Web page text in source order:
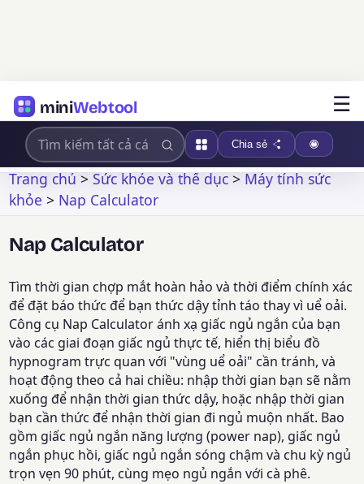
miniWebtool ☰
Chia sẻ
Trang chủ>Sức khỏe và thể dục>Máy tính sức
khỏe > Nap Calculator
Nap Calculator
Tìm thời gian chợp mắt hoàn hảo và thời điểm chính xác
để đặt báo thức để bạn thức dậy tỉnh táo thay vì uể oải.
Công cụ Nap Calculator ánh xạ giấc ngủ ngắn của bạn
vào các giai đoạn giấc ngủ thực tế, hiển thị biểu đồ
hypnogram trực quan với "vùng uể oải" cần tránh, và
hoạt động theo cả hai chiều: nhập thời gian bạn sẽ nằm
xuống để nhận thời gian thức dậy, hoặc nhập thời gian
bạn cần thức để nhận thời gian đi ngủ muộn nhất. Bao
gồm giấc ngủ ngắn năng lượng (power nap), giấc ngủ
ngắn phục hồi, giấc ngủ ngắn sóng chậm và chu kỳ ngủ
trọn vẹn 90 phút, cùng mẹo ngủ ngắn với cà phê.